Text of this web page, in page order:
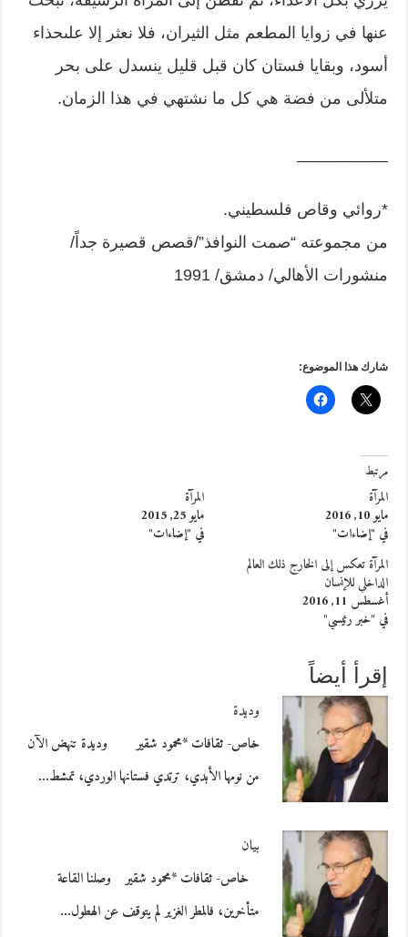
عنها في زوايا المطعم مثل الثيران، فلا نعثر إلا علىحذاء
أسود، وبقايا فستان كان قبل قليل ينسدل على بحر
متلألى من فضة هي كل ما نشتهي في هذا الزمان.
*روائي وقاص فلسطيني.
من مجموعته “صمت النوافذ”/قصص قصيرة جداً/
منشورات الأهالي/ دمشق/ 1991
شارك هذا الموضوع:
مرتبط
المرآة
مايو 10, 2016
في "إضاءات"
المرآة
مايو 25, 2015
في "إضاءات"
المرآة تعكس إلى الخارج ذلك العالم
الداخلي للإنسان
أغسطس 11, 2016
في "خبر رئيسي"
إقرأ أيضاً
وديدة
خاص- ثقافات *محمود شقير وديدة تنهض الآن
من نومها الأبدي، ترتدي فستانها الوردي، تمشط…
بيان
خاص- ثقافات *محمود شقير وصلنا القاعة
متأخرين، فالمطر الغزير لم يتوقف عن الهطول…